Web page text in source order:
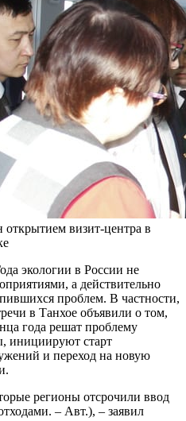
открытием визит-центра в
экологии в России не
а действительно
проблем. В частности,
в Танхое объявили о том,
года решат проблему
инициируют старт
и переход на новую
регионы отсрочили ввод
– Авт.), – за­явил